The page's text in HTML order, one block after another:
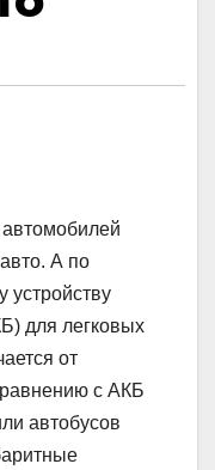
А по
устройству
для легковых
от
с АКБ
автобусов